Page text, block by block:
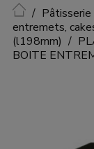
Accueil
Pâtisserie
entremets,
(l198mm)
BOITE